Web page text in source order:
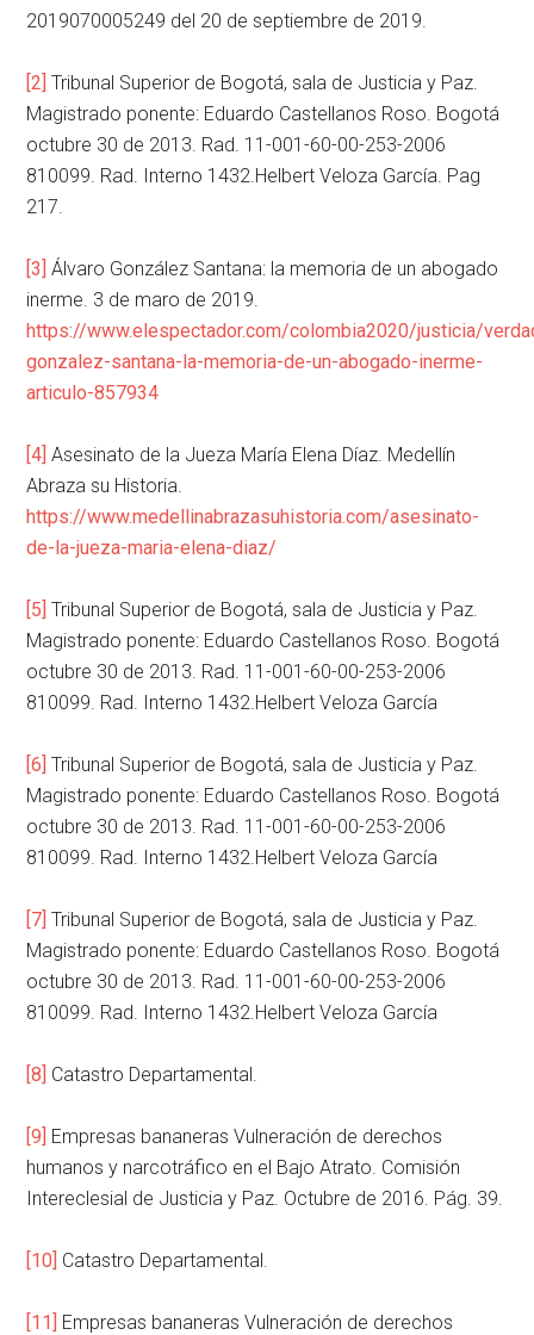
2019070005249 del 20 de septiembre de 2019.
[2] Tribunal Superior de Bogotá, sala de Justicia y Paz.
Magistrado ponente: Eduardo Castellanos Roso. Bogotá
octubre 30 de 2013. Rad. 11-001-60-00-253-2006
810099. Rad. Interno 1432.Helbert Veloza García. Pag
217.
[3] Álvaro González Santana: la memoria de un abogado
inerme. 3 de maro de 2019.
https://www.elespectador.com/colombia2020/justicia/
gonzalez-santana-la-memoria-de-un-abogado-inerme-
articulo-857934
[4] Asesinato de la Jueza María Elena Díaz. Medellín
Abraza su Historia.
https://www.medellinabrazasuhistoria.com/asesinato-
de-la-jueza-maria-elena-diaz/
[5] Tribunal Superior de Bogotá, sala de Justicia y Paz.
Magistrado ponente: Eduardo Castellanos Roso. Bogotá
octubre 30 de 2013. Rad. 11-001-60-00-253-2006
810099. Rad. Interno 1432.Helbert Veloza García
[6] Tribunal Superior de Bogotá, sala de Justicia y Paz.
Magistrado ponente: Eduardo Castellanos Roso. Bogotá
octubre 30 de 2013. Rad. 11-001-60-00-253-2006
810099. Rad. Interno 1432.Helbert Veloza García
[7] Tribunal Superior de Bogotá, sala de Justicia y Paz.
Magistrado ponente: Eduardo Castellanos Roso. Bogotá
octubre 30 de 2013. Rad. 11-001-60-00-253-2006
810099. Rad. Interno 1432.Helbert Veloza García
[8] Catastro Departamental.
[9] Empresas bananeras Vulneración de derechos
humanos y narcotráfico en el Bajo Atrato. Comisión
Intereclesial de Justicia y Paz. Octubre de 2016. Pág. 39.
[10] Catastro Departamental.
[11] Empresas bananeras Vulneración de derechos